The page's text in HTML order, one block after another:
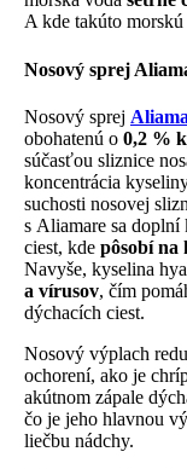
A kde takúto
Nosový sprej
Nosový sprej
obohatenú o 0,2 %
súčasťou sliznice
koncentrácia
suchosti nosovej
s Aliamare sa doplní
ciest, kde pôsobí na
Navyše, kyselina
a vírusov, čím
dýchacích ciest.
Nosový výplach
ochorení, ako je
akútnom zápale
čo je jeho hlavnou
liečbu nádchy.